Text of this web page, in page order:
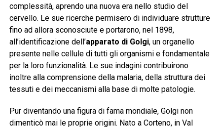
complessità, aprendo una nuova era nello studio del
cervello. Le sue ricerche permisero di individuare strutture
fino ad allora sconosciute e portarono, nel 1898,
all’identificazione dell’apparato di Golgi, un organello
presente nelle cellule di tutti gli organismi e fondamentale
per la loro funzionalità. Le sue indagini contribuirono
inoltre alla comprensione della malaria, della struttura dei
tessuti e dei meccanismi alla base di molte patologie.
Pur diventando una figura di fama mondiale, Golgi non
dimenticò mai le proprie origini. Nato a Corteno, in Val